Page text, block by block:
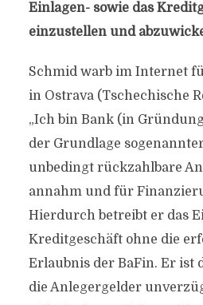
Einlagen- sowie das
einzustellen und
Schmid warb im Internet
in Ostrava (Tschechische
„Ich bin Bank (in
der Grundlage
unbedingt rückzahlbare
annahm und für
Hierdurch betreibt er das
Kreditgeschäft ohne die
Erlaubnis der BaFin. Er ist
die Anlegergelder